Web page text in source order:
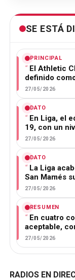
SE ESTÁ
PRINCIPAL
El Athletic
definido
27/05/2026
DATO
En Liga, el
19, con un
27/05/2026
DATO
La Liga
San Mamés
27/05/2026
RESUMEN
En cuatro
aceptable,
27/05/2026
RADIOS EN